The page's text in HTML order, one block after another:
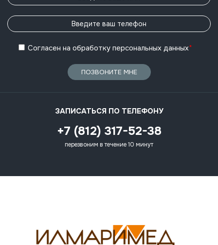
Согласен на обработку персональных данных*
ПОЗВОНИТЕ МНЕ
ЗАПИСАТЬСЯ ПО ТЕЛЕФОНУ
+7 (812) 317-52-38
перезвоним в течение 10 минут